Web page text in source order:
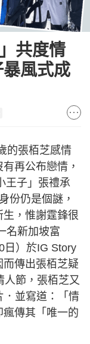
共度情
風式成
的張栢芝感情
再公布戀情，
王子」張禮承
份仍是個謎，
，惟謝霆鋒很
名新加坡富
日）於IG Story
傳出張栢芝疑
人節，張栢芝又
．並寫道：「情
傳其「唯一的